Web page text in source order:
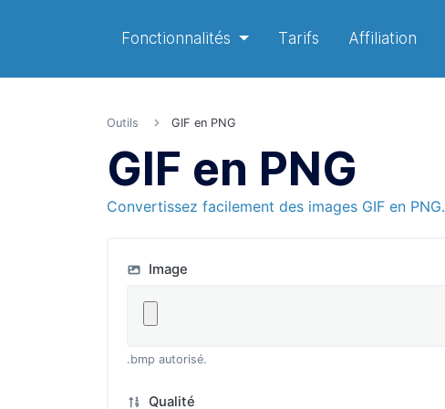
Fonctionnalités Tarifs Affiliation
Outils GIF en PNG
GIF en PNG
Convertissez facilement des images GIF en PNG.
Image
.bmp autorisé.
Qualité